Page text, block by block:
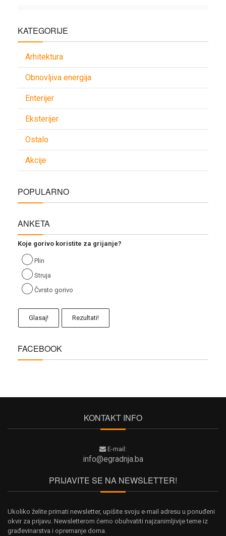
registracija
KATEGORIJE
Arhitektura
Obnovljiva energija
Enterijer
Eksterijer
Ostalo
Akcije
POPULARNO
ANKETA
Koje gorivo koristite za grijanje?
Plin
Struja
Čvrsto gorivo
Glasaj! Rezultati!
FACEBOOK
KONTAKT INFO
E-mail:
info@egradnja.ba
PRIJAVITE SE NA NEWSLETTER!
Ukoliko želite primati newsletter, upišite svoju e-mail adresu u ponuđeni
okvir za prijavu. Newsletterom ćemo obuhvatiti najzanimljivije teme iz
građevinarstva i opremanje doma.